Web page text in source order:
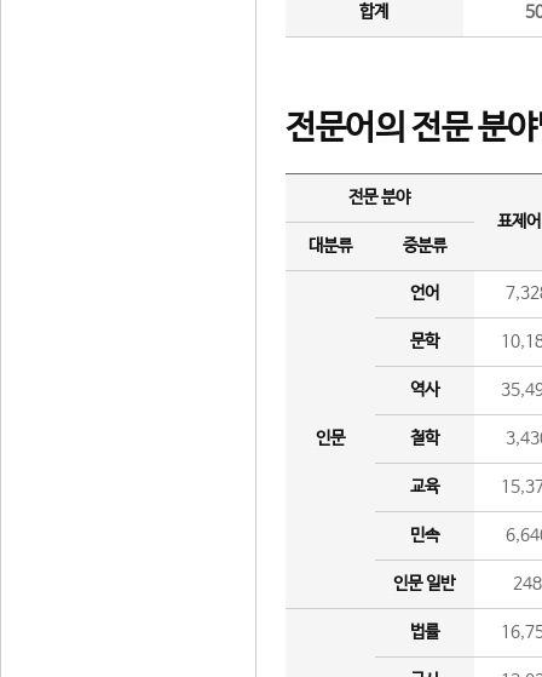
합계
전문어의 전문 분
전문 분야
표제
대분류
중분류
인문
언어
문학
역사
철학
교육
민속
인문 일반 248
법률